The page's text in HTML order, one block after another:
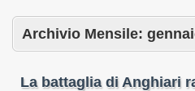
Archivio Mensile:
La battaglia di Anghiari